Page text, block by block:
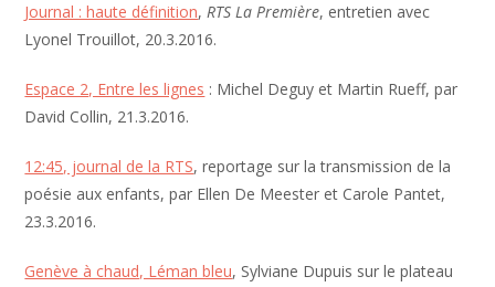
Journal : haute définition,RTS La Première, entretien avec
Lyonel Trouillot, 20.3.2016.
Espace 2, Entre les lignes : Michel Deguy et Martin Rueff, par
David Collin, 21.3.2016.
12:45, journal de la RTS, reportage sur la transmission de la
poésie aux enfants, par Ellen De Meester et Carole Pantet,
23.3.2016.
Genève à chaud, Léman bleu, Sylviane Dupuis sur le plateau